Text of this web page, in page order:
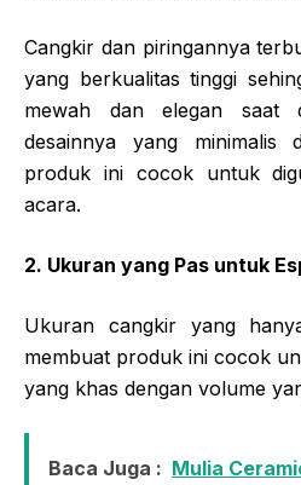
Cangkir dan piringannya
yang berkualitas tinggi
mewah dan elegan saat
desainnya yang minimalis
produk ini cocok untuk
acara.
2. Ukuran yang Pas untuk
Ukuran cangkir yang
membuat produk ini cocok
yang khas dengan volume
Baca Juga : Mulia